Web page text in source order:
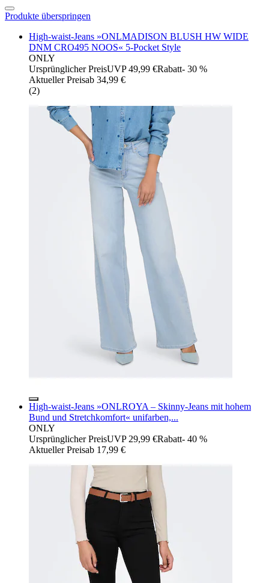
Produkte überspringen
High-waist-Jeans »ONLMADISON BLUSH HW WIDE
DNM CRO495 NOOS« 5-Pocket Style
ONLY
Ursprünglicher PreisUVP 49,99 €Rabatt- 30 %
Aktueller Preisab 34,99 €
(2)
High-waist-Jeans »ONLROYA – Skinny-Jeans mit hohem
Bund und Stretchkomfort« unifarben,...
ONLY
Ursprünglicher PreisUVP 29,99 €Rabatt- 40 %
Aktueller Preisab 17,99 €